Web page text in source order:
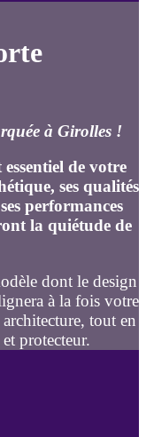
à Girolles !
de votre
ses qualités
performances
la quiétude de
dont le design
à la fois votre
tout en
protecteur.